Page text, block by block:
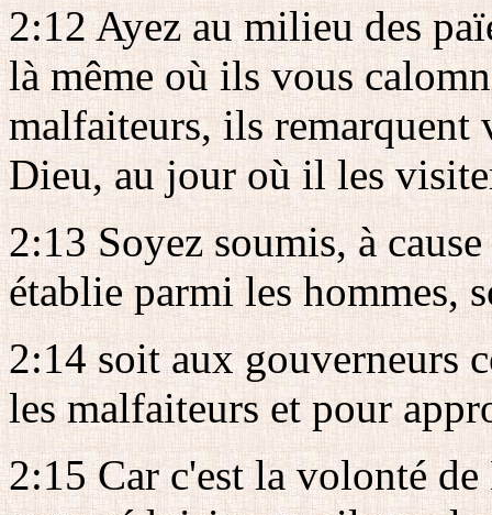
2:12 Ayez au milieu des
là même où ils vous
malfaiteurs, ils
Dieu, au jour où il les
2:13 Soyez soumis, à
établie parmi les hommes,
2:14 soit aux gouverneurs
les malfaiteurs et pour
2:15 Car c'est la volonté